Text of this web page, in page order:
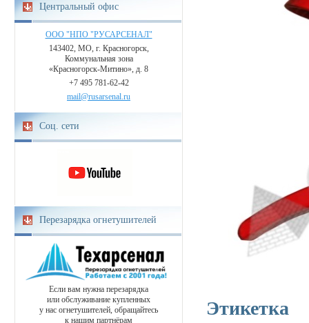
Центральный офис
ООО "НПО "РУСАРСЕНАЛ"
143402, МО, г. Красногорск,
Коммунальная зона
«Красногорск-Митино», д. 8
+7 495 781-62-42
mail@rusarsenal.ru
Соц. сети
Перезарядка огнетушителей
Если вам нужна перезарядка
или обслуживание купленных
у нас огнетушителей, обращайтесь
к нашим партнёрам
Этикетка